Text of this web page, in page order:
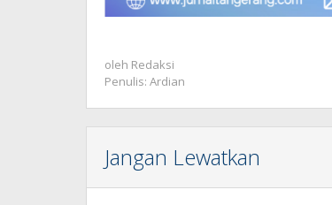
oleh Redaksi
Penulis: Ardian
Jangan Lewatkan